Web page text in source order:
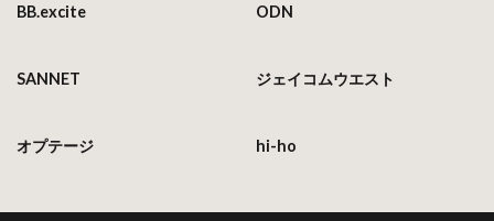
BB.excite ODN
SANNET ジェイコムウエスト
オプテージ hi-ho